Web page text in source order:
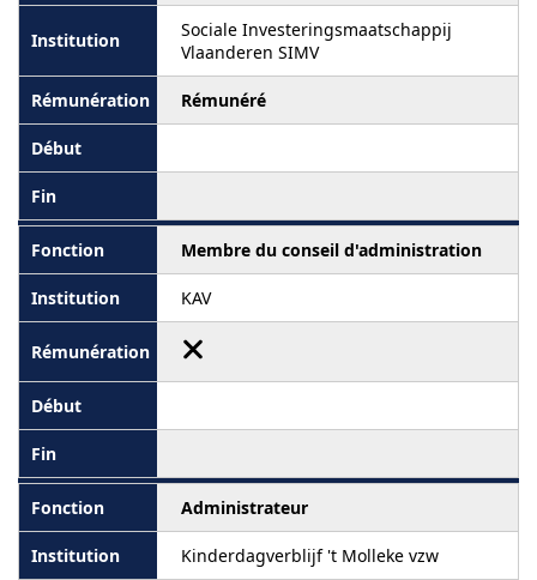
Sociale Investeringsmaatschappij
Vlaanderen SIMV
Rémunéré
Membre du conseil d'administration
KAV
Administrateur
Kinderdagverblijf 't Molleke vzw